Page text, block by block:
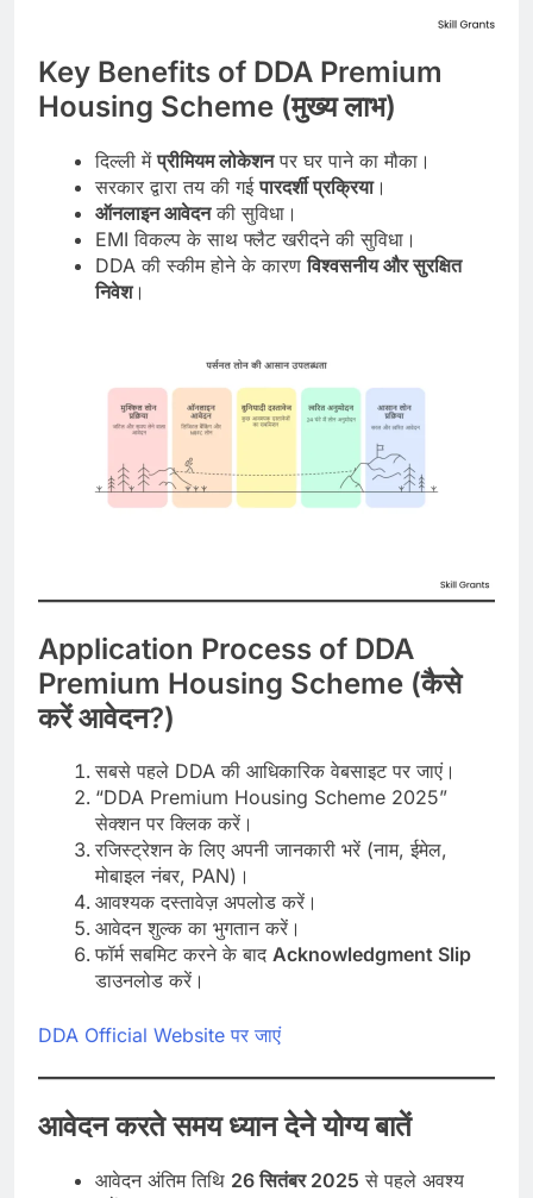
Key Benefits of DDA Premium
Housing Scheme (मुख्य लाभ)
दिल्ली मेंप्रीमियम लोकेशनपर घर पाने का मौका।
सरकार द्वारा तय की गईपारदर्शी प्रक्रिया।
ऑनलाइन आवेदनकी सुविधा।
EMI विकल्प के साथ फ्लैट खरीदने की सुविधा।
DDA की स्कीम होने के कारणविश्वसनीय और सुरक्षित
निवेश।
Application Process of DDA
Premium Housing Scheme (कैसे
करें आवेदन?)
सबसे पहले DDA की आधिकारिक वेबसाइट पर जाएं।
“DDA Premium Housing Scheme 2025”
सेक्शन पर क्लिक करें।
रजिस्ट्रेशन के लिए अपनी जानकारी भरें (नाम, ईमेल,
मोबाइल नंबर, PAN)।
आवश्यक दस्तावेज़ अपलोड करें।
आवेदन शुल्क का भुगतान करें।
फॉर्म सबमिट करने के बाद Acknowledgment Slip
डाउनलोड करें।
DDA Official Website पर जाएं
आवेदन करते समय ध्यान देने योग्य बातें
आवेदन अंतिम तिथि 26 सितंबर 2025 से पहले अवश्य